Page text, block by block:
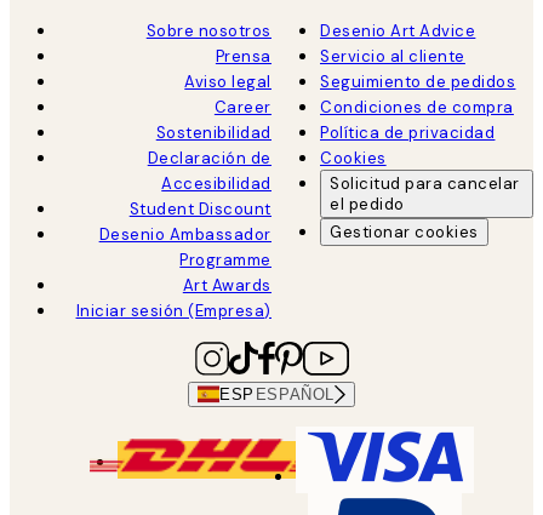
Sobre nosotros
Prensa
Aviso legal
Career
Sostenibilidad
Declaración de
Accesibilidad
Student Discount
Desenio Ambassador
Programme
Art Awards
Iniciar sesión (Empresa)
Desenio Art Advice
Servicio al cliente
Seguimiento de pedidos
Condiciones de compra
Política de privacidad
Cookies
Solicitud para cancelar
el pedido
Gestionar cookies
ESP ESPAÑOL